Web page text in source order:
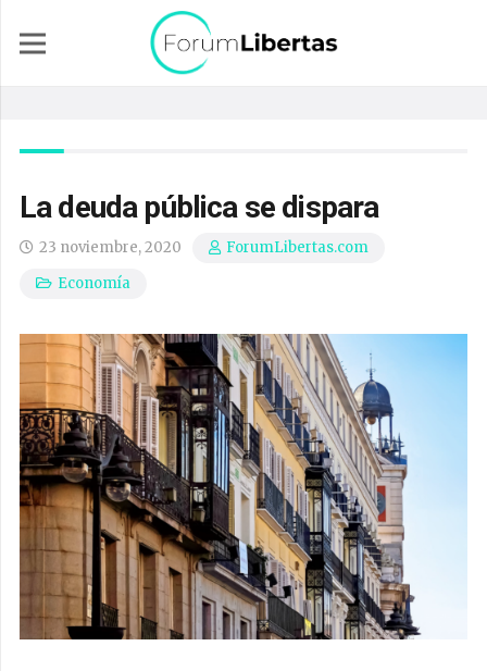
La deuda pública se dispara
23 noviembre, 2020
ForumLibertas.com
Economía